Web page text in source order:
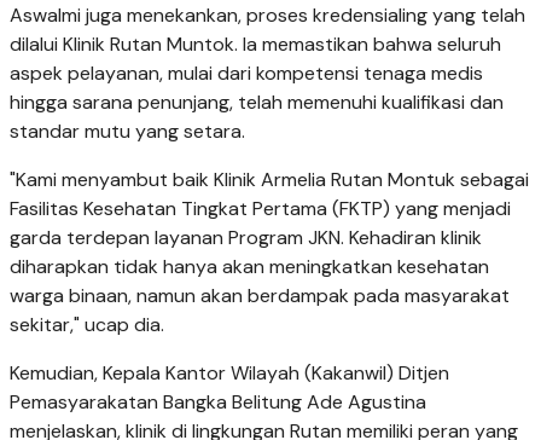
Aswalmi juga menekankan, proses kredensialing yang telah
dilalui Klinik Rutan Muntok. Ia memastikan bahwa seluruh
aspek pelayanan, mulai dari kompetensi tenaga medis
hingga sarana penunjang, telah memenuhi kualifikasi dan
standar mutu yang setara.
"Kami menyambut baik Klinik Armelia Rutan Montuk sebagai
Fasilitas Kesehatan Tingkat Pertama (FKTP) yang menjadi
garda terdepan layanan Program JKN. Kehadiran klinik
diharapkan tidak hanya akan meningkatkan kesehatan
warga binaan, namun akan berdampak pada masyarakat
sekitar," ucap dia.
Kemudian, Kepala Kantor Wilayah (Kakanwil) Ditjen
Pemasyarakatan Bangka Belitung Ade Agustina
menjelaskan, klinik di lingkungan Rutan memiliki peran yang